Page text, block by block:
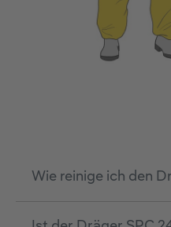
Wie reinige ich den